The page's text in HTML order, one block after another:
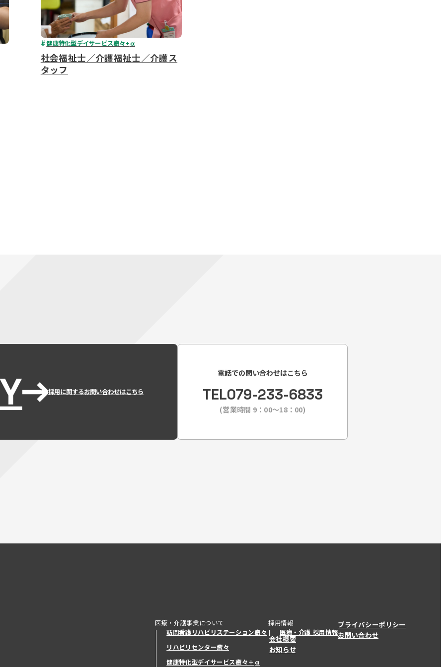
健康特化型デイサービス癒々+α
社会福祉士／介護福祉士／介護ス
タッフ
採用に関するお問い合わせはこちら
電話での問い合わせはこちら
TEL079-233-6833
(営業時間 9：00〜18：00)
医療・介護事業について
訪問看護リハビリステーション癒々
リハビリセンター癒々
健康特化型デイサービス癒々＋α
採用情報
医療・介護 採用情報
会社概要
お知らせ
プライバシーポリシー
お問い合わせ